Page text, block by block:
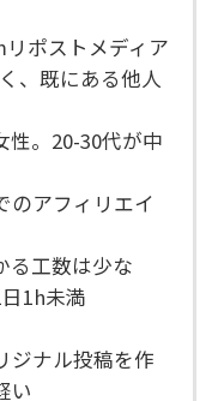
ポストメディア
、既にある他人
。20-30代が中
アフィリエイ
る工数は少な
1h未満
ナル投稿を作
い